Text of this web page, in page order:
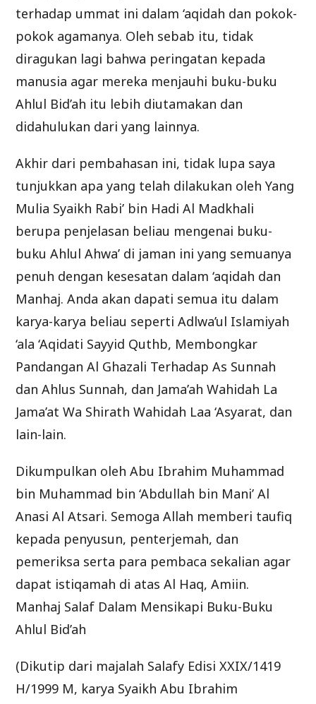
terhadap ummat ini dalam ‘aqidah dan pokok-
pokok agamanya. Oleh sebab itu, tidak
diragukan lagi bahwa peringatan kepada
manusia agar mereka menjauhi buku-buku
Ahlul Bid’ah itu lebih diutamakan dan
didahulukan dari yang lainnya.
Akhir dari pembahasan ini, tidak lupa saya
tunjukkan apa yang telah dilakukan oleh Yang
Mulia Syaikh Rabi’ bin Hadi Al Madkhali
berupa penjelasan beliau mengenai buku-
buku Ahlul Ahwa’ di jaman ini yang semuanya
penuh dengan kesesatan dalam ‘aqidah dan
Manhaj. Anda akan dapati semua itu dalam
karya-karya beliau seperti Adlwa’ul Islamiyah
‘ala ‘Aqidati Sayyid Quthb, Membongkar
Pandangan Al Ghazali Terhadap As Sunnah
dan Ahlus Sunnah, dan Jama’ah Wahidah La
Jama’at Wa Shirath Wahidah Laa ‘Asyarat, dan
lain-lain.
Dikumpulkan oleh Abu Ibrahim Muhammad
bin Muhammad bin ‘Abdullah bin Mani’ Al
Anasi Al Atsari. Semoga Allah memberi taufiq
kepada penyusun, penterjemah, dan
pemeriksa serta para pembaca sekalian agar
dapat istiqamah di atas Al Haq, Amiin.
Manhaj Salaf Dalam Mensikapi Buku-Buku
Ahlul Bid’ah
(Dikutip dari majalah Salafy Edisi XXIX/1419
H/1999 M, karya Syaikh Abu Ibrahim